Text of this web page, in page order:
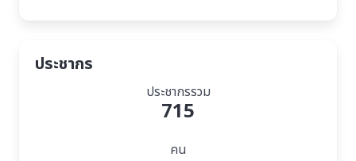
ประชากร
ประชากรรวม
715
คน